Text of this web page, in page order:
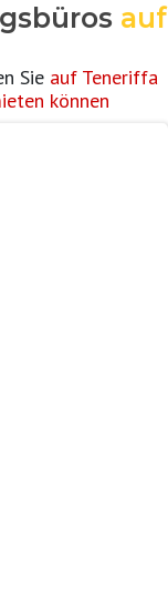
auf
Sie auf Teneriffa
können